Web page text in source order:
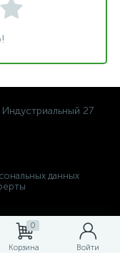
0
Корзина Войти
27
данных